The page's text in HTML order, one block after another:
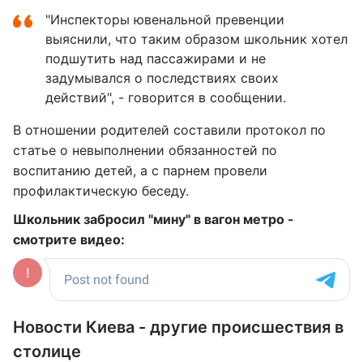
"Инспекторы ювенальной превенции
выяснили, что таким образом школьник хотел
подшутить над пассажирами и не
задумывался о последствиях своих
действий", - говорится в сообщении.
В отношении родителей составили протокол по
статье о невыполнении обязанностей по
воспитанию детей, а с парнем провели
профилактическую беседу.
Школьник забросил "мину" в вагон метро -
смотрите видео:
Новости Киева - другие происшествия в
столице